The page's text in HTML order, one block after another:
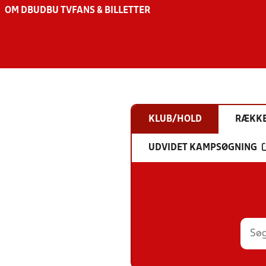
OM DBU DBU TV FANS & BILLETTER
KLUB/HOLD
UDVIDET KAMPSØGNING